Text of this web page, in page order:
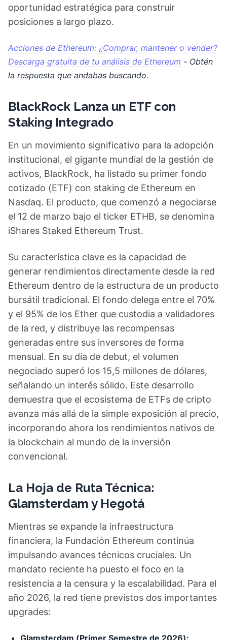
oportunidad estratégica para construir
posiciones a largo plazo.
Acciones de Ethereum: ¿Comprar, mantener o vender?
Descarga gratuita de tu análisis de Ethereum - Obtén
la respuesta que andabas buscando.
BlackRock Lanza un ETF con
Staking Integrado
En un movimiento significativo para la adopción
institucional, el gigante mundial de la gestión de
activos, BlackRock, ha listado su primer fondo
cotizado (ETF) con staking de Ethereum en
Nasdaq. El producto, que comenzó a negociarse
el 12 de marzo bajo el ticker ETHB, se denomina
iShares Staked Ethereum Trust.
Su característica clave es la capacidad de
generar rendimientos directamente desde la red
Ethereum dentro de la estructura de un producto
bursátil tradicional. El fondo delega entre el 70%
y el 95% de los Ether que custodia a validadores
de la red, y distribuye las recompensas
generadas entre sus inversores de forma
mensual. En su día de debut, el volumen
negociado superó los 15,5 millones de dólares,
señalando un interés sólido. Este desarrollo
demuestra que el ecosistema de ETFs de cripto
avanza más allá de la simple exposición al precio,
incorporando ahora los rendimientos nativos de
la blockchain al mundo de la inversión
convencional.
La Hoja de Ruta Técnica:
Glamsterdam y Hegotá
Mientras se expande la infraestructura
financiera, la Fundación Ethereum continúa
impulsando avances técnicos cruciales. Un
mandato reciente ha puesto el foco en la
resistencia a la censura y la escalabilidad. Para el
año 2026, la red tiene previstos dos importantes
upgrades:
Glamsterdam (Primer Semestre de 2026):